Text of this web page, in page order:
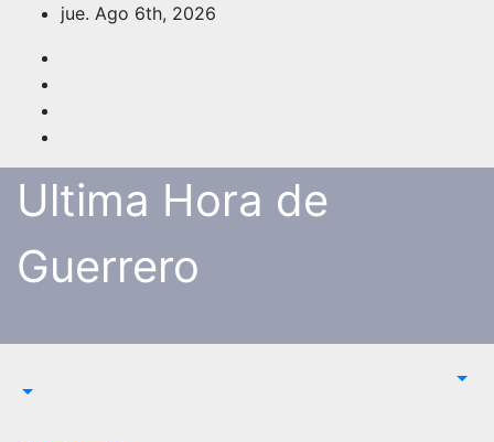
Saltar
contenido
jue. Ago 6th, 2026
Ultima Hora de
Guerrero